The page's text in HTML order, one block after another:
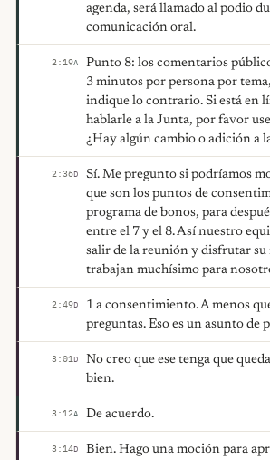
agenda, será llamado al podio
comunicación oral.
2:19A
Punto 8: los comentarios
3 minutos por persona por
indique lo contrario. Si está en
hablarle a la Junta, por favor
¿Hay algún cambio o adición a
2:36D
Sí. Me pregunto si podríamos
que son los puntos de
programa de bonos, para
entre el 7 y el 8. Así nuestro
salir de la reunión y disfrutar su
trabajan muchísimo para
2:49D
1 a consentimiento. A menos
preguntas. Eso es un asunto de
3:01D
No creo que ese tenga que
bien.
3:12A De acuerdo.
3:14D
Bien. Hago una moción para